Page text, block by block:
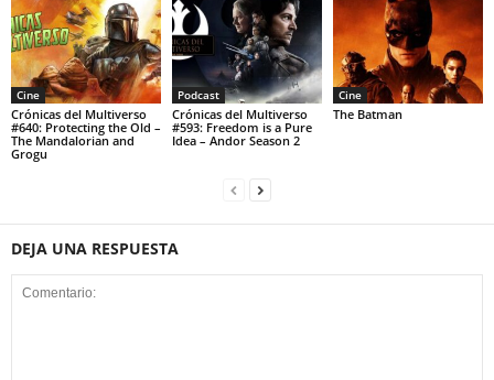
Cine
Crónicas del Multiverso
#640: Protecting the Old –
The Mandalorian and
Grogu
Podcast
Crónicas del Multiverso
#593: Freedom is a Pure
Idea – Andor Season 2
Cine
The Batman
DEJA UNA RESPUESTA